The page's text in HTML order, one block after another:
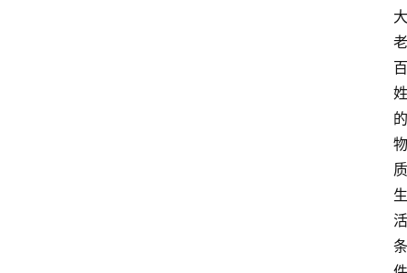
大
老
百
姓
的
物
质
生
活
条